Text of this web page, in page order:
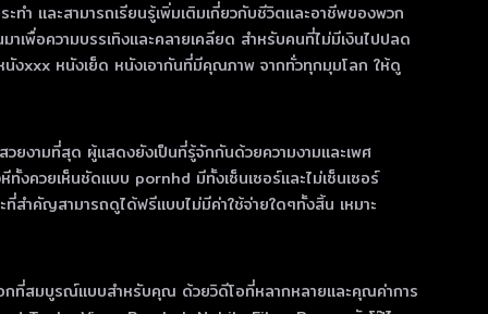
ทํา และสามารถเรียนรู้เพิ่มเติมเกี่ยวกับชีวิตและอาชีพของพวก
าเพื่อความบรรเทิงและคลายเคลียด สำหรับคนที่ไม่มีเงินไปปลด
งxxx หนังเย็ด หนังเอากันที่มีคุณภาพ จากทั่วทุกมุมโลก ให้ดู
ยงามที่สุด ผู้แสดงยังเป็นที่รู้จักกันด้วยความงามและเพศ
งควยเห็นชัดแบบ pornhd มีทั้งเซ็นเซอร์และไม่เซ็นเซอร์
สำคัญสามารถดูได้ฟรีแบบไม่มีค่าใช้จ่ายใดๆทั้งสิ้น เหมาะ
ที่สมบูรณ์แบบสําหรับคุณ ด้วยวิดีโอที่หลากหลายและคุณค่าการ